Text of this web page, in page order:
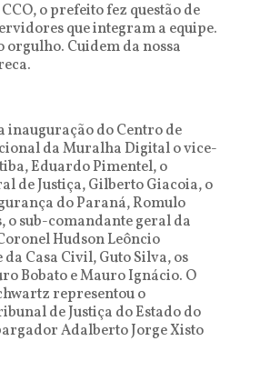
o prefeito fez questão de
que integram a equipe.
orgulho. Cuidem da nossa
do Centro de
da Muralha Digital o vice-
Eduardo Pimentel, o
de Justiça, Gilberto Giacoia, o
do Paraná, Romulo
o sub-comandante geral da
Hudson Leôncio
Casa Civil, Guto Silva, os
Bobato e Mauro Ignácio. O
representou o
de Justiça do Estado do
Adalberto Jorge Xisto